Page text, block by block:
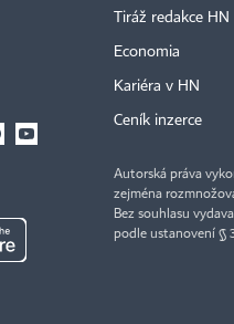
Tiráž redakce HN
Economia
Kariéra v HN
Ceník inzerce
Autorská práva
zejména
Bez souhlasu
podle ustanovení §